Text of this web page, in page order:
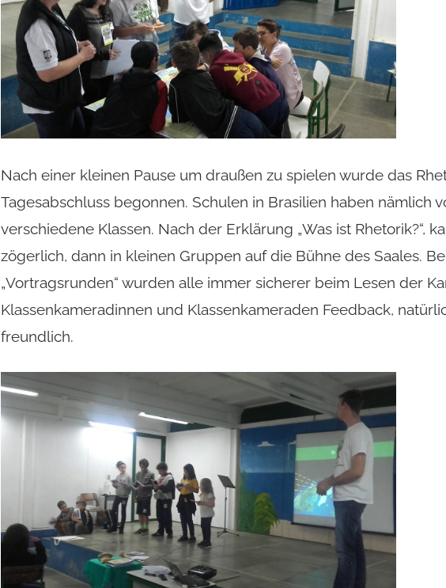
Nach einer kleinen Pause um draußen zu spielen wurde das
Tagesabschluss begonnen. Schulen in Brasilien haben nämlich
verschiedene Klassen. Nach der Erklärung „Was ist Rhetorik?“,
zögerlich, dann in kleinen Gruppen auf die Bühne des Saales.
„Vortragsrunden“ wurden alle immer sicherer beim Lesen der
Klassenkameradinnen und Klassenkameraden Feedback,
freundlich.